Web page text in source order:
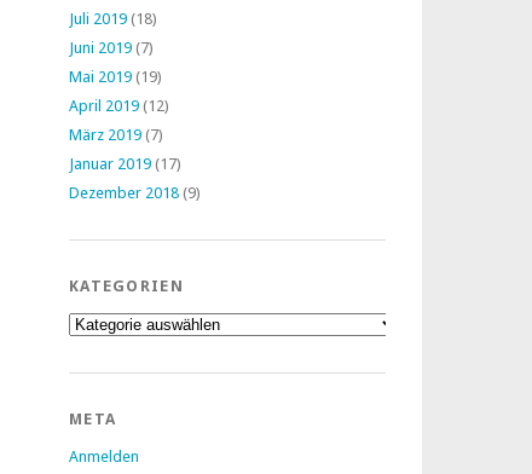
Juli 2019 (18)
Juni 2019 (7)
Mai 2019 (19)
April 2019 (12)
März 2019 (7)
Januar 2019 (17)
Dezember 2018 (9)
KATEGORIEN
Kategorien
META
Anmelden